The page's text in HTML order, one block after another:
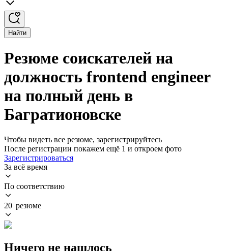
Найти
Резюме соискателей на
должность frontend engineer
на полный день в
Багратионовске
Чтобы видеть все резюме, зарегистрируйтесь
После регистрации покажем ещё 1 и откроем фото
Зарегистрироваться
За всё время
По соответствию
20 резюме
Ничего не нашлось